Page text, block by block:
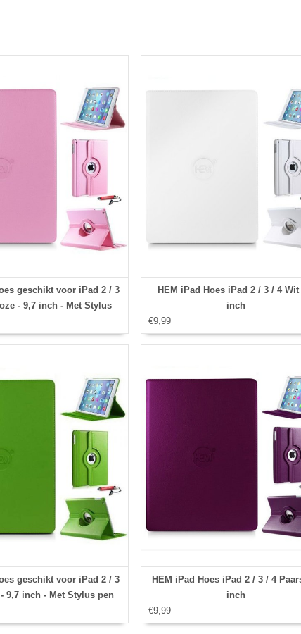
geschikt voor iPad 2 / 3
- 9,7 inch - Met Stylus
HEM iPad Hoes iPad 2 / 3 / 4 Wit
inch
€9,99
geschikt voor iPad 2 / 3
9,7 inch - Met Stylus pen
HEM iPad Hoes iPad 2 / 3 / 4
inch
€9,99